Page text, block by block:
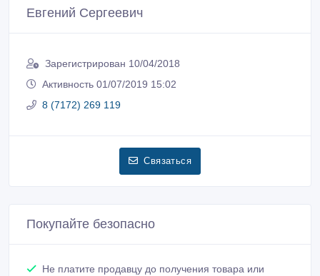
Евгений Сергеевич
Зарегистрирован 10/04/2018
Активность 01/07/2019 15:02
8 (7172) 269 119
Связаться
Покупайте безопасно
Не платите продавцу до получения товара или